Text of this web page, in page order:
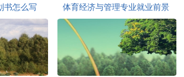
书怎么写 体育经济与管理专业就业前景